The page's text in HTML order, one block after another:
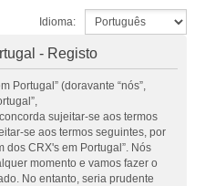
Idioma:
- Registo
Portugal” (doravante “nós”,
sujeitar-se aos termos
se aos termos seguintes, por
dos CRX's em Portugal”. Nós
momento e vamos fazer o
No entanto, seria prudente